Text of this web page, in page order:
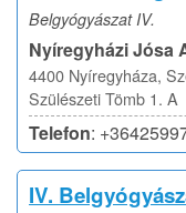
Belgyógyászat IV.
Nyíregyházi Jósa
4400 Nyíregyháza,
Szülészeti Tömb 1. A
Telefon:
IV.